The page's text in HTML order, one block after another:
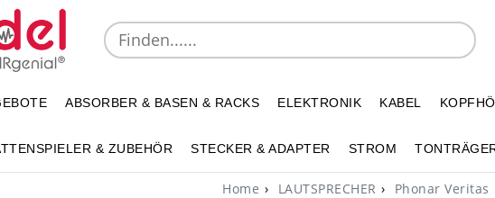
ABSORBER & BASEN & RACKS ELEKTRONIK KABEL
& ZUBEHÖR STECKER & ADAPTER STROM
Home LAUTSPRECHER Phonar Veritas